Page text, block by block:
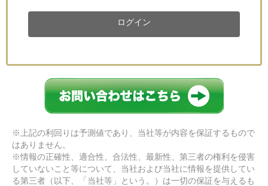
ログイン
※上記の利回りは予測値であり、当社等が内容を保証するもので
はありません。
※情報の正確性、適合性、合法性、最新性、第三者の権利を侵害
していないこと等について、当社および当社に情報を提供してい
る第三者（以下、「当社等」という。）は一切の保証を与えるも